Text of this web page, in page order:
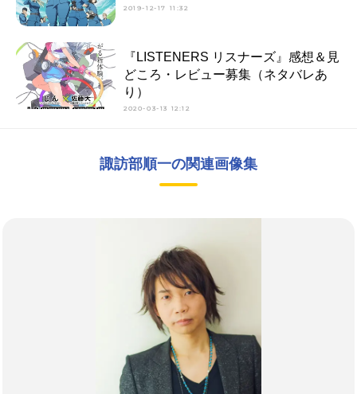
2019-12-17 11:32
『LISTENERS リスナーズ』感想＆見
どころ・レビュー募集（ネタバレあ
り）
2020-03-13 12:12
諏訪部順一の関連画像集